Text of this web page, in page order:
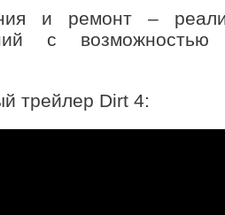
и ремонт –
с
трейлер Dirt 4: